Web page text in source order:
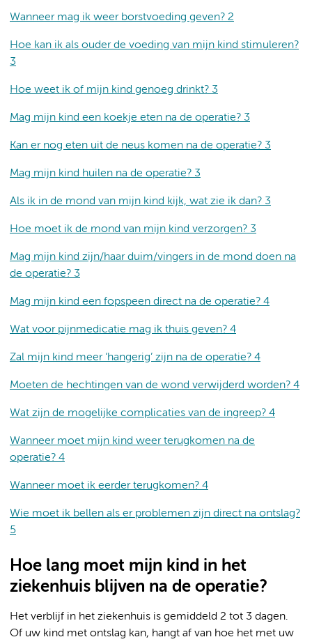
Wanneer mag ik weer borstvoeding geven? 2
Hoe kan ik als ouder de voeding van mijn kind stimuleren?
3
Hoe weet ik of mijn kind genoeg drinkt? 3
Mag mijn kind een koekje eten na de operatie? 3
Kan er nog eten uit de neus komen na de operatie? 3
Mag mijn kind huilen na de operatie? 3
Als ik in de mond van mijn kind kijk, wat zie ik dan? 3
Hoe moet ik de mond van mijn kind verzorgen? 3
Mag mijn kind zijn/haar duim/vingers in de mond doen na
de operatie? 3
Mag mijn kind een fopspeen direct na de operatie? 4
Wat voor pijnmedicatie mag ik thuis geven? 4
Zal mijn kind meer ‘hangerig’ zijn na de operatie? 4
Moeten de hechtingen van de wond verwijderd worden? 4
Wat zijn de mogelijke complicaties van de ingreep? 4
Wanneer moet mijn kind weer terugkomen na de
operatie? 4
Wanneer moet ik eerder terugkomen? 4
Wie moet ik bellen als er problemen zijn direct na ontslag?
5
Hoe lang moet mijn kind in het
ziekenhuis blijven na de operatie?
Het verblijf in het ziekenhuis is gemiddeld 2 tot 3 dagen.
Of uw kind met ontslag kan, hangt af van hoe het met uw